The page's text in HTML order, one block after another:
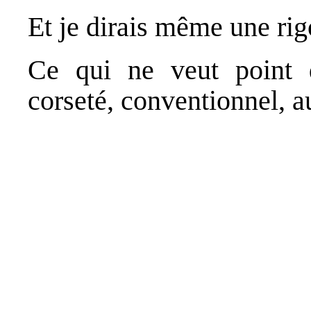
Et je dirais même une
Ce qui ne veut point
corseté, conventionnel,